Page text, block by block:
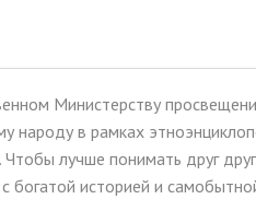
Министерству
народу в рамках
лучше понимать друг
богатой историей и